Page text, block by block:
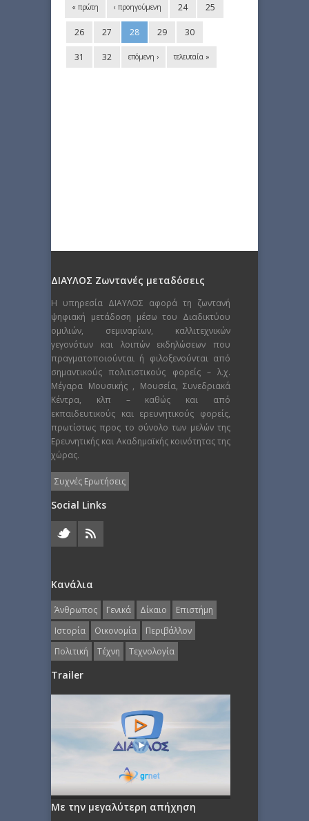
« πρώτη ‹ προηγούμενη 24 25
26 27 28 29 30
31 32 επόμενη › τελευταία »
ΔΙΑΥΛΟΣ Ζωντανές μεταδόσεις
Η υπηρεσία ΔΙΑΥΛΟΣ αφορά τη ζωντανή
ψηφιακή μετάδοση μέσω του Διαδικτύου
ομιλιών, σεμιναρίων, καλλιτεχνικών
γεγονότων και λοιπών εκδηλώσεων που
πραγματοποιούνται ή φιλοξενούνται από
σημαντικούς πολιτιστικούς φορείς – λ.χ.
Μέγαρα Μουσικής , Μουσεία, Συνεδριακά
Κέντρα, κλπ – καθώς και από
εκπαιδευτικούς και ερευνητικούς φορείς,
πρωτίστως προς το σύνολο των μελών της
Ερευνητικής και Ακαδημαϊκής κοινότητας της
χώρας.
Συχνές Ερωτήσεις
Social Links
Κανάλια
Άνθρωπος Γενικά Δίκαιο
Επιστήμη
Ιστορία
Οικονομία
Περιβάλλον
Πολιτική
Τέχνη Τεχνολογία
Trailer
Με την μεγαλύτερη απήχηση